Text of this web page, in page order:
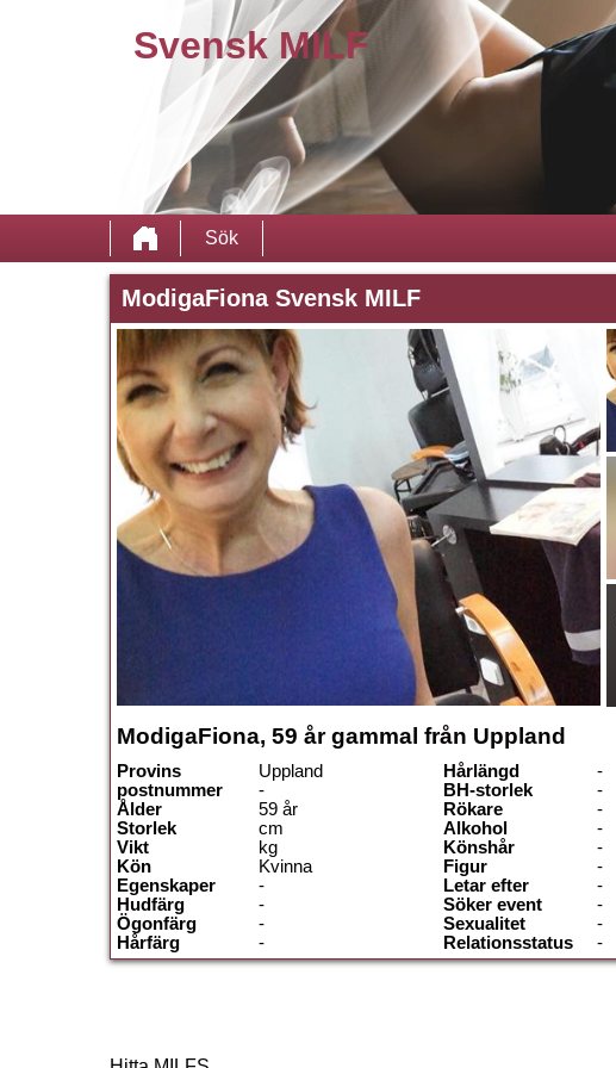
Svensk MILF
Sök
ModigaFiona Svensk MILF
ModigaFiona, 59 år gammal från Uppland
Provins
Uppland
postnummer
-
Ålder
59 år
Storlek
cm
Vikt
kg
Kön
Kvinna
Egenskaper
-
Hudfärg
-
Ögonfärg
-
Hårfärg
-
Hårlängd
-
BH-storlek
-
Rökare
-
Alkohol
-
Könshår
-
Figur
-
Letar efter
-
Söker event
-
Sexualitet
-
Relationsstatus
-